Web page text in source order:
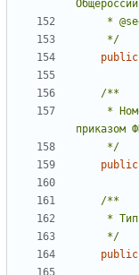
     */
public
     */
public
     */
public